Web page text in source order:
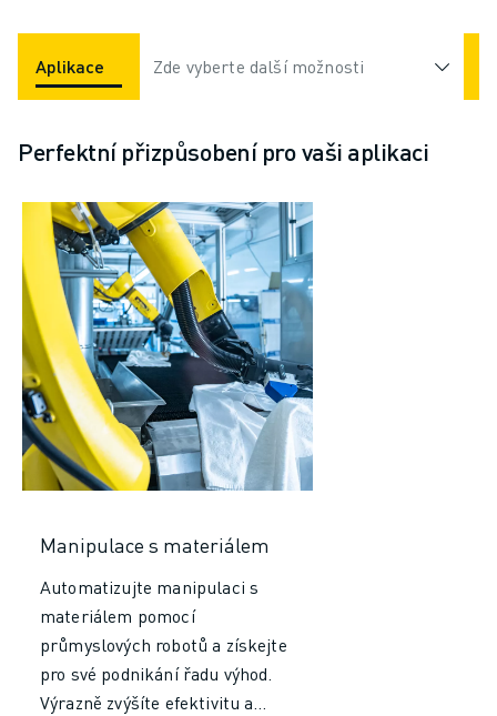
Aplikace Odvětví
Zde vyberte další možnosti
Perfektní přizpůsobení pro vaši aplikaci
Manipulace s materiálem
Automatizujte manipulaci s
materiálem pomocí
průmyslových robotů a získejte
pro své podnikání řadu výhod.
Výrazně zvýšíte efektivitu a